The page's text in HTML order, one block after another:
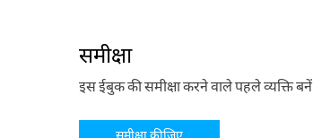
समीक्षा
इस ईबुक की समीक्षा करने वाले पहले व्यक्ति बनें